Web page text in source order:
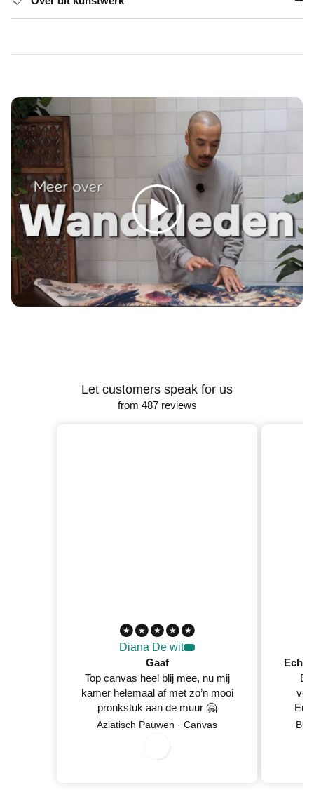
Spelen
Let customers speak for us
from 487 reviews
Diana De wit
Gaaf
Top canvas heel blij mee, nu mij
kamer helemaal af met zo’n mooi
pronkstuk aan de muur 🤗
Aziatisch Pauwen · Canvas
En